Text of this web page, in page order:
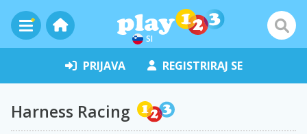
SI
PRIJAVA REGISTRIRAJ SE
Harness Racing